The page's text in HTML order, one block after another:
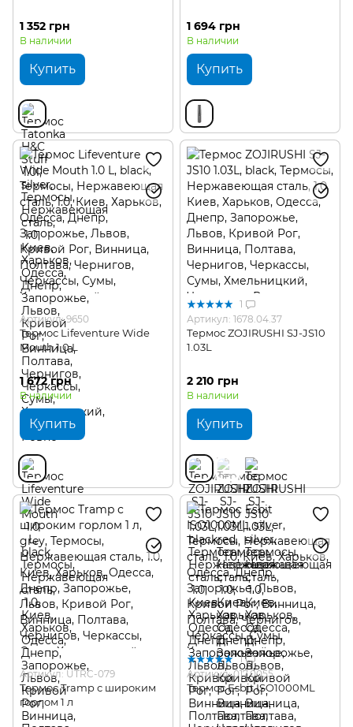
1 352 грн
В наличии
Купить
1 694 грн
В наличии
Купить
Артикул: 9650
Термос Lifeventure Wide
Mouth 1.0 L
1 672 грн
В наличии
Купить
1
Артикул: 1678.04.37
Термос ZOJIRUSHI SJ-JS10
1.03L
2 210 грн
В наличии
Купить
Артикул: UTRC-079
Термос Tramp с широким
горлом 1 л
1
Артикул: 017.0055
Термос Esbit ISO1000ML